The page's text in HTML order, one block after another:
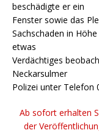
beschädigte er ein
Fenster sowie das
Sachschaden in
etwas
Verdächtiges
Neckarsulmer
Polizei unter Telefon
Ab sofort erhalten
der